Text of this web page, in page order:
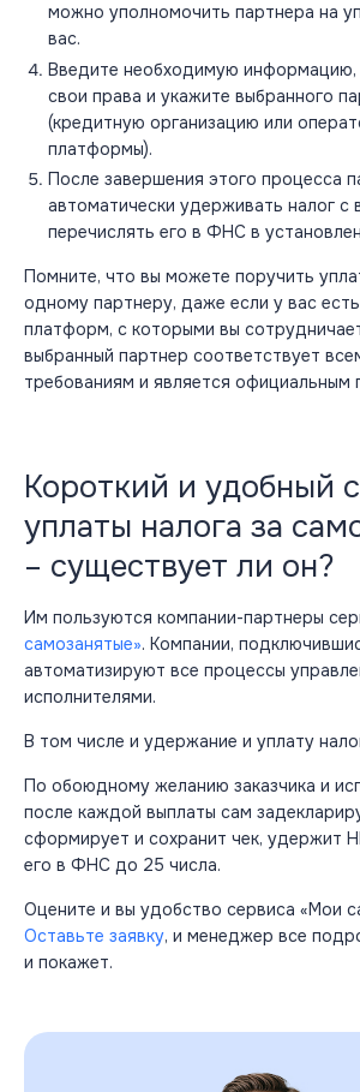
можно уполномочить партнера на
вас.
Введите необходимую информацию,
свои права и укажите выбранного
(кредитную организацию или
платформы).
После завершения этого процесса
автоматически удерживать налог с
перечислять его в ФНС в
Помните, что вы можете поручить
одному партнеру, даже если у вас
платформ, с которыми вы
выбранный партнер соответствует
требованиям и является
Короткий и удобный
уплаты налога за
– существует ли он?
Им пользуются компании-партнеры
самозанятые». Компании,
автоматизируют все процессы
исполнителями.
В том числе и удержание и уплату
По обоюдному желанию заказчика и
после каждой выплаты сам
сформирует и сохранит чек, удержит
его в ФНС до 25 числа.
Оцените и вы удобство сервиса «Мои
Оставьте заявку, и менеджер все
и покажет.